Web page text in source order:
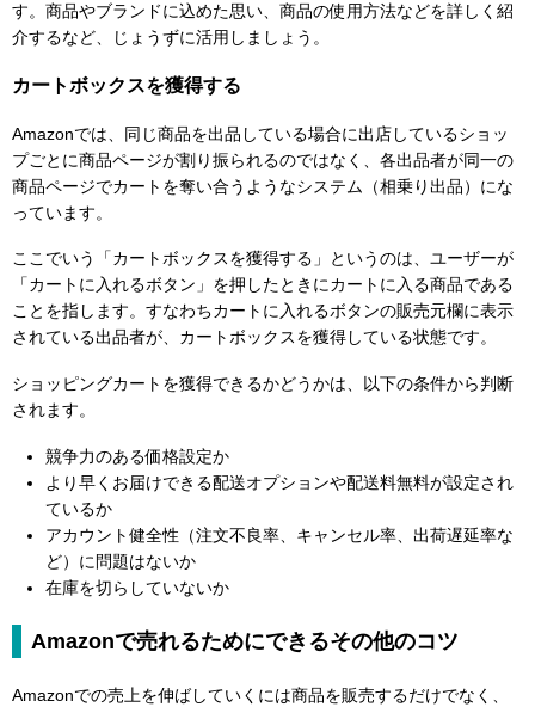
す。商品やブランドに込めた思い、商品の使用方法などを詳しく紹
介するなど、じょうずに活用しましょう。
カートボックスを獲得する
Amazonでは、同じ商品を出品している場合に出店しているショッ
プごとに商品ページが割り振られるのではなく、各出品者が同一の
商品ページでカートを奪い合うようなシステム（相乗り出品）にな
っています。
ここでいう「カートボックスを獲得する」というのは、ユーザーが
「カートに入れるボタン」を押したときにカートに入る商品である
ことを指します。すなわちカートに入れるボタンの販売元欄に表示
されている出品者が、カートボックスを獲得している状態です。
ショッピングカートを獲得できるかどうかは、以下の条件から判断
されます。
競争力のある価格設定か
より早くお届けできる配送オプションや配送料無料が設定され
ているか
アカウント健全性（注文不良率、キャンセル率、出荷遅延率な
ど）に問題はないか
在庫を切らしていないか
Amazonで売れるためにできるその他のコツ
Amazonでの売上を伸ばしていくには商品を販売するだけでなく、